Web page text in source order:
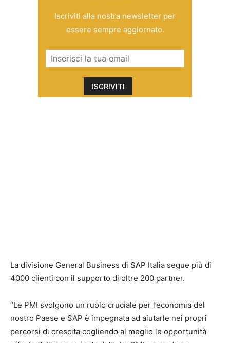
Iscriviti alla nostra newsletter per
essere sempre aggiornato.
La divisione General Business di SAP Italia segue più di
4000 clienti con il supporto di oltre 200 partner.
“Le PMI svolgono un ruolo cruciale per l’economia del
nostro Paese e SAP è impegnata ad aiutarle nei propri
percorsi di crescita cogliendo al meglio le opportunità